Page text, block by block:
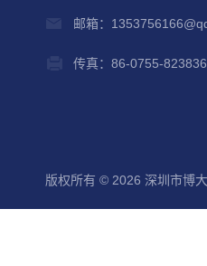
邮箱：
传真：86-0755-
版权所有 © 2026 深圳市博